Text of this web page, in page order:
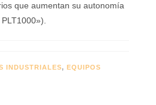
que aumentan su autonomía
INDUSTRIALES, EQUIPOS